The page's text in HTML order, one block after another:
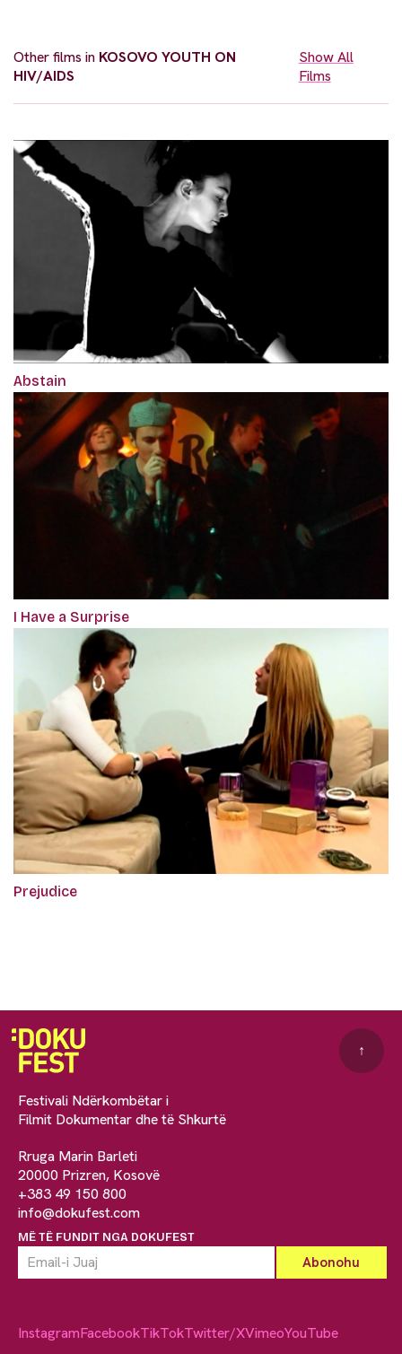
Other films in KOSOVO YOUTH ON
HIV/AIDS
Show All
Films
Abstain
I Have a Surprise
Prejudice
Festivali Ndërkombëtar i
Filmit Dokumentar dhe të Shkurtë
Rruga Marin Barleti
20000 Prizren, Kosovë
+383 49 150 800
info@dokufest.com
MË TË FUNDIT NGA DOKUFEST
↑
InstagramFacebookTikTokTwitter/XVimeoYouTube